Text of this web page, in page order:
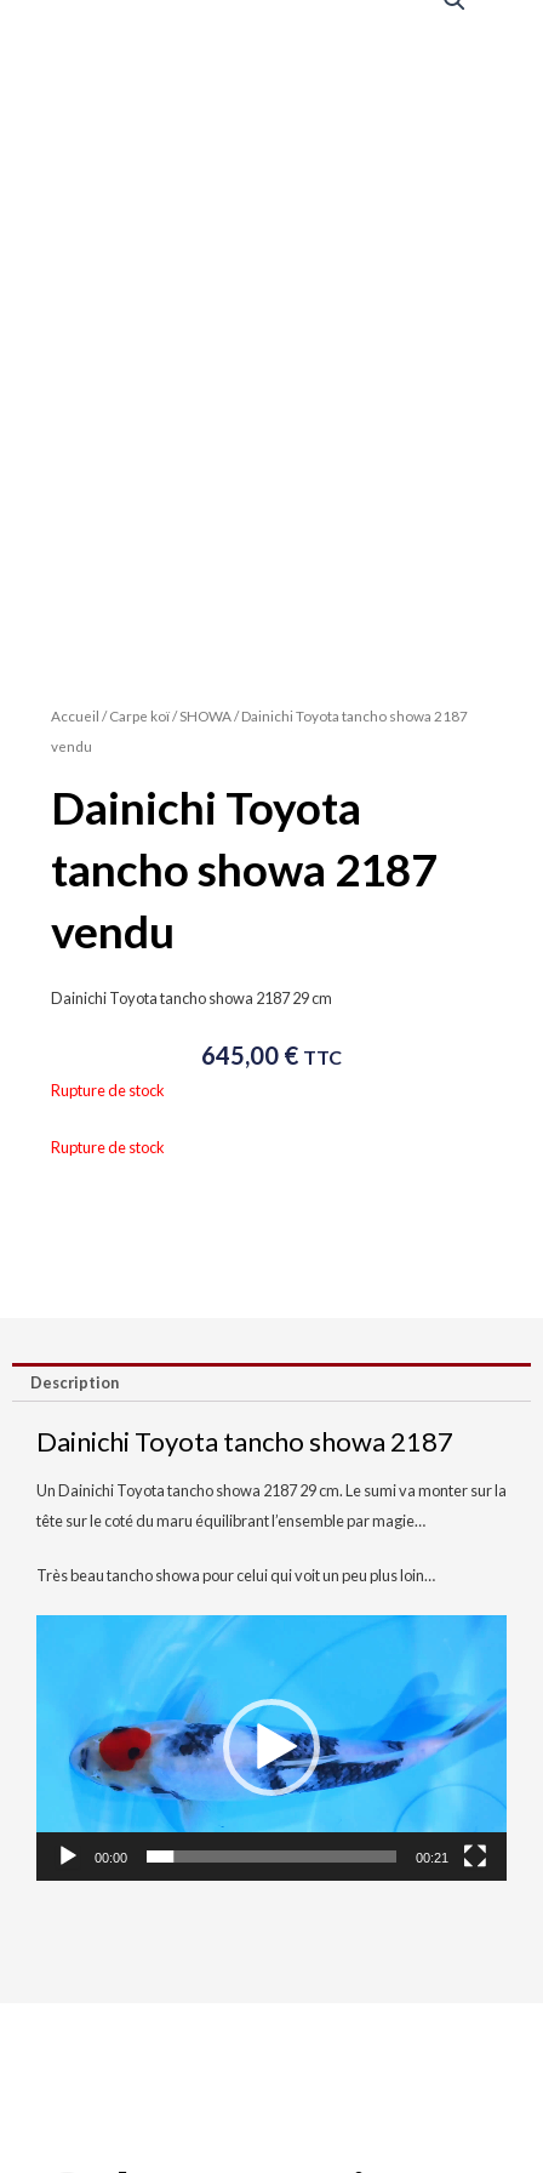
Accueil /Carpe koï/SHOWA/ Dainichi Toyota tancho showa 2187
vendu
Dainichi Toyota
tancho showa 2187
vendu
Dainichi Toyota tancho showa 2187 29 cm
645,00 € TTC
Rupture de stock
Rupture de stock
Description
Dainichi Toyota tancho showa 2187
Un Dainichi Toyota tancho showa 2187 29 cm. Le sumi va monter sur la
tête sur le coté du maru équilibrant l’ensemble par magie…
Très beau tancho showa pour celui qui voit un peu plus loin…
00:00 00:21